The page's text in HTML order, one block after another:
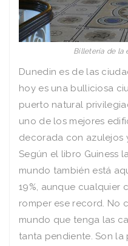
Billetería de la
Dunedin es de las
hoy es una bulliciosa
puerto natural
uno de los mejores
decorada con azulejos
Según el libro Guiness
mundo también está
19%, aunque cualquier
romper ese record. No
mundo que tenga las
tanta pendiente. Son la